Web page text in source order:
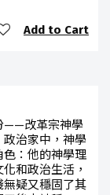
Add to Cart
——改革宗神學
治家中，神學
：他的神學理
和政治生活，
疑又穩固了其